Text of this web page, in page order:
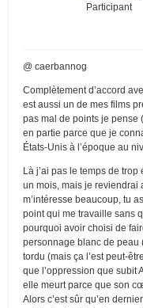
Participant
@ caerbannog
Complètement d’accord
est aussi un de mes films
pas mal de points je pense
en partie parce que je
États-Unis à l’époque au
Là j’ai pas le temps de
un mois, mais je reviendrai
m’intéresse beaucoup, tu
point qui me travaille sans
pourquoi avoir choisi de
personnage blanc de peau
tordu (mais ça l’est peut-
que l’oppression que subit
elle meurt parce que son
Alors c’est sûr qu’en